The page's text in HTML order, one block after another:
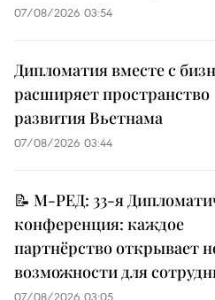
07/08/2026 03:54
Дипломатия вместе с
расширяет пространство
развития Вьетнама
07/08/2026 03:44
📝 М-РЕД: 33-я
конференция: каждое
партнёрство открывает
возможности для